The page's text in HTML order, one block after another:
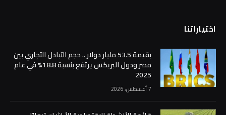
قائمة الأنشطة الاقتصادية الأكثر استيعابًا
للعمالة في السوق المصري خلال الربع الثاني من
عام 2026
7 أغسطس، 2026